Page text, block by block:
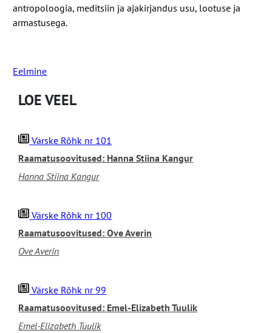
LOE VEEL
Värske Rõhk nr 101
Raamatusoovitused: Hanna Stiina Kangur
Hanna Stiina Kangur
Värske Rõhk nr 100
Raamatusoovitused: Ove Averin
Ove Averin
Värske Rõhk nr 99
Raamatusoovitused: Emel-Elizabeth Tuulik
Emel-Elizabeth Tuulik
antropoloogia, meditsiin ja ajakirjandus usu, lootuse ja
armastusega.
Eelmine